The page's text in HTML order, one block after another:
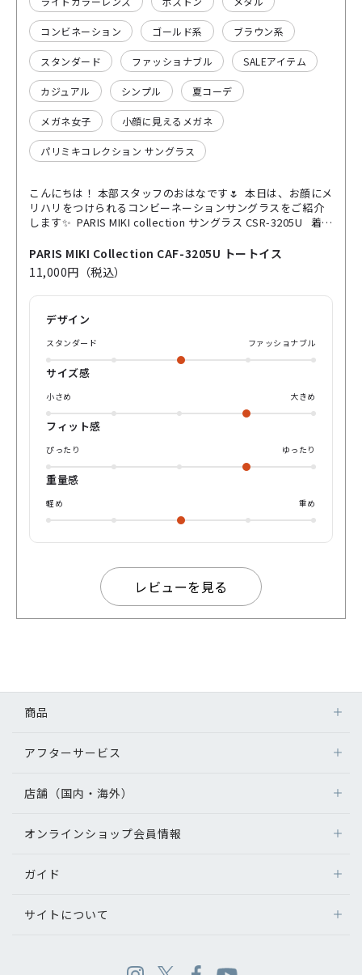
コンビネーション ゴールド系 ブラウン系
スタンダード ファッショナブル SALEアイテム
カジュアル シンプル 夏コーデ
メガネ女子 小顔に見えるメガネ
パリミキコレクション サングラス
こんにちは！ 本部スタッフのおはなです🌷 本日は、お顔にメ
リハリをつけられるコンビーネーションサングラスをご紹介
します✨ PARIS MIKI collection サングラス CSR-3205U 着用
ールドカラーのメタルフレームに、 レンズ周りはトートイス
柄のプラスチック「インナーリム」が挟み込まれています✅
レンズ周りにトートイス柄がくることで、顔の印象を引き締
めてくれています ナチュラルにらかけられるメタルフレーム
の、良いとこどりをできるのが、コンビネーションフレーム
の嬉しいポイント🥳👍 せっかくサングラスをかけるならメリ
ハリは欲しい、けど、太さのあるフレームは難しそう…と感
じている方にぴったりです！ ぜひ、お試し下さい🎶
PARIS MIKI Collection CAF-3205U トートイス
11,000円（税込）
デザイン
スタンダード ファッショナブル
サイズ感
小さめ 大きめ
フィット感
ぴったり ゆったり
重量感
軽め 重め
レビューを見る
商品
アフターサービス
店舗（国内・海外）
オンラインショップ会員情報
ガイド
サイトについて